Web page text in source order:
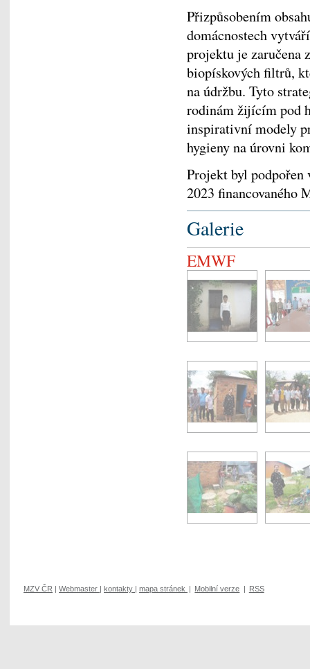
Přizpůsobením
domácnostech
projektu je zaručena
biopískových filtrů,
na údržbu. Tyto
rodinám žijícím pod
inspirativní modely
hygieny na úrovni
Projekt byl
2023 financovaného
Galerie
EMWF
MZV ČR Webmaster kontakty mapa stránek Mobilní verze RSS